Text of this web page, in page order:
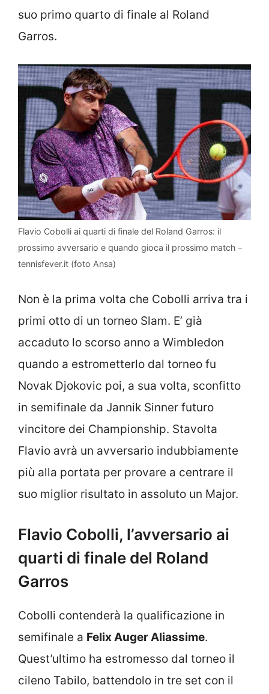
suo primo quarto di finale al Roland
Garros.
Flavio Cobolli ai quarti di finale del Roland Garros: il
prossimo avversario e quando gioca il prossimo match –
tennisfever.it (foto Ansa)
Non è la prima volta che Cobolli arriva tra i
primi otto di un torneo Slam. E’ già
accaduto lo scorso anno a Wimbledon
quando a estrometterlo dal torneo fu
Novak Djokovic poi, a sua volta, sconfitto
in semifinale da Jannik Sinner futuro
vincitore dei Championship. Stavolta
Flavio avrà un avversario indubbiamente
più alla portata per provare a centrare il
suo miglior risultato in assoluto un Major.
Flavio Cobolli, l’avversario ai
quarti di finale del Roland
Garros
Cobolli contenderà la qualificazione in
semifinale a Felix Auger Aliassime.
Quest’ultimo ha estromesso dal torneo il
cileno Tabilo, battendolo in tre set con il